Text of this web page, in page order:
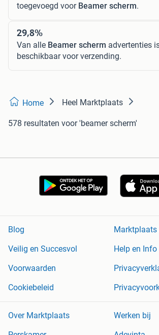
toegevoegd voor Beamer scherm.
29,8%
Van alle Beamer scherm advertenties
beschikbaar voor verzending.
Home Heel Marktplaats
578 resultaten voor 'beamer scherm'
Blog
Marktplaats
Veilig en Succesvol
Help en Info
Voorwaarden
Cookiebeleid
Over Marktplaats
Werken bij